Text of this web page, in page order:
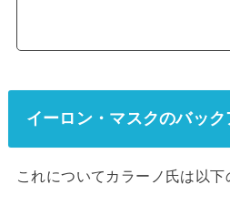
イーロン・マスクのバック
これについてカラーノ氏は以下